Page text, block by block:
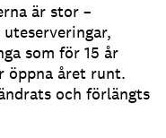
är stor –
som för 15 år
öppna året runt.
och förlängts